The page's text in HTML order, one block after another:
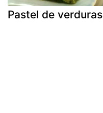
Pastel de verduras